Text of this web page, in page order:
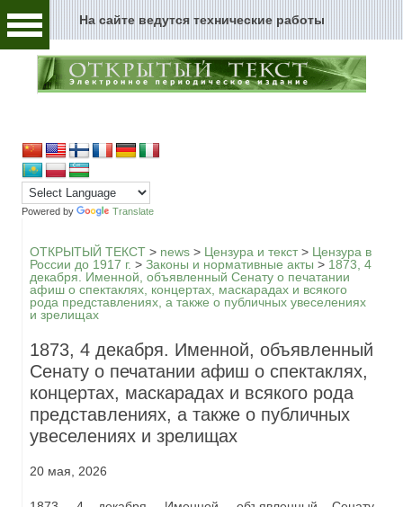
На сайте ведутся технические работы
Powered by Translate
ОТКРЫТЫЙ ТЕКСТ > news > Цензура и текст> Цензура в
России до 1917 г. > Законы и нормативные акты > 1873, 4
декабря. Именной, объявленный Сенату о печатании
афиш о спектаклях, концертах, маскарадах и всякого
рода представлениях, а также о публичных увеселениях
и зрелищах
1873, 4 декабря. Именной, объявленный
Сенату о печатании афиш о спектаклях,
концертах, маскарадах и всякого рода
представлениях, а также о публичных
увеселениях и зрелищах
20 мая, 2026
Человек и текст
Текст пространства
Текст истории
Текст музыки
Текст музея
Глоссарий
Редакция
Новости сайта